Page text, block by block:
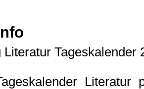
Literatur Tageskalender
Literatur